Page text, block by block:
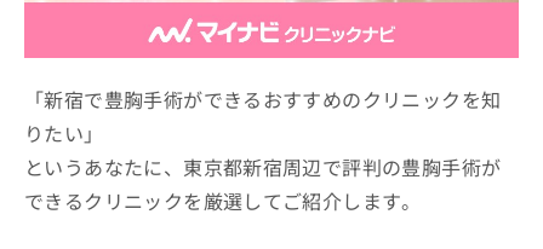
「新宿で豊胸手術ができるおすすめのクリニックを知
りたい」
というあなたに、東京都新宿周辺で評判の豊胸手術が
できるクリニックを厳選してご紹介します。
ビ
関
す
る
お
ら
広
告
出
広
告
代